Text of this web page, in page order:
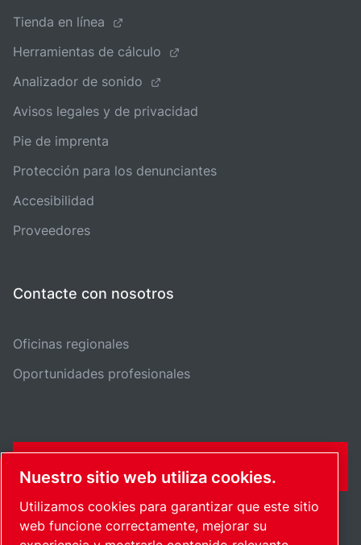
Tienda en línea
Herramientas de cálculo
Analizador de sonido
Avisos legales y de privacidad
Pie de imprenta
Protección para los denunciantes
Accesibilidad
Proveedores
Contacte con nosotros
Oficinas regionales
Oportunidades profesionales
Nuestro sitio web utiliza cookies.
Utilizamos cookies para garantizar que este sitio
web funcione correctamente, mejorar su